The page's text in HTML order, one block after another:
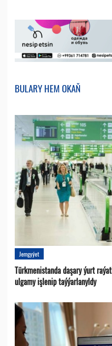
BULARY HEM OKAŇ
Jemgyýet
Türkmenistanda daşary ýurt
ulgamy işlenip taýýarlanyldy